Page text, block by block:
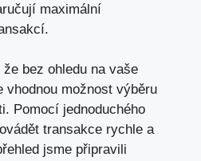
maximální
bez ohledu na vaše
vhodnou možnost výběru
Pomocí jednoduchého
transakce rychle a
jsme připravili